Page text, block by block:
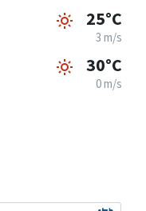
25°C
3 m/s
30°C
0 m/s